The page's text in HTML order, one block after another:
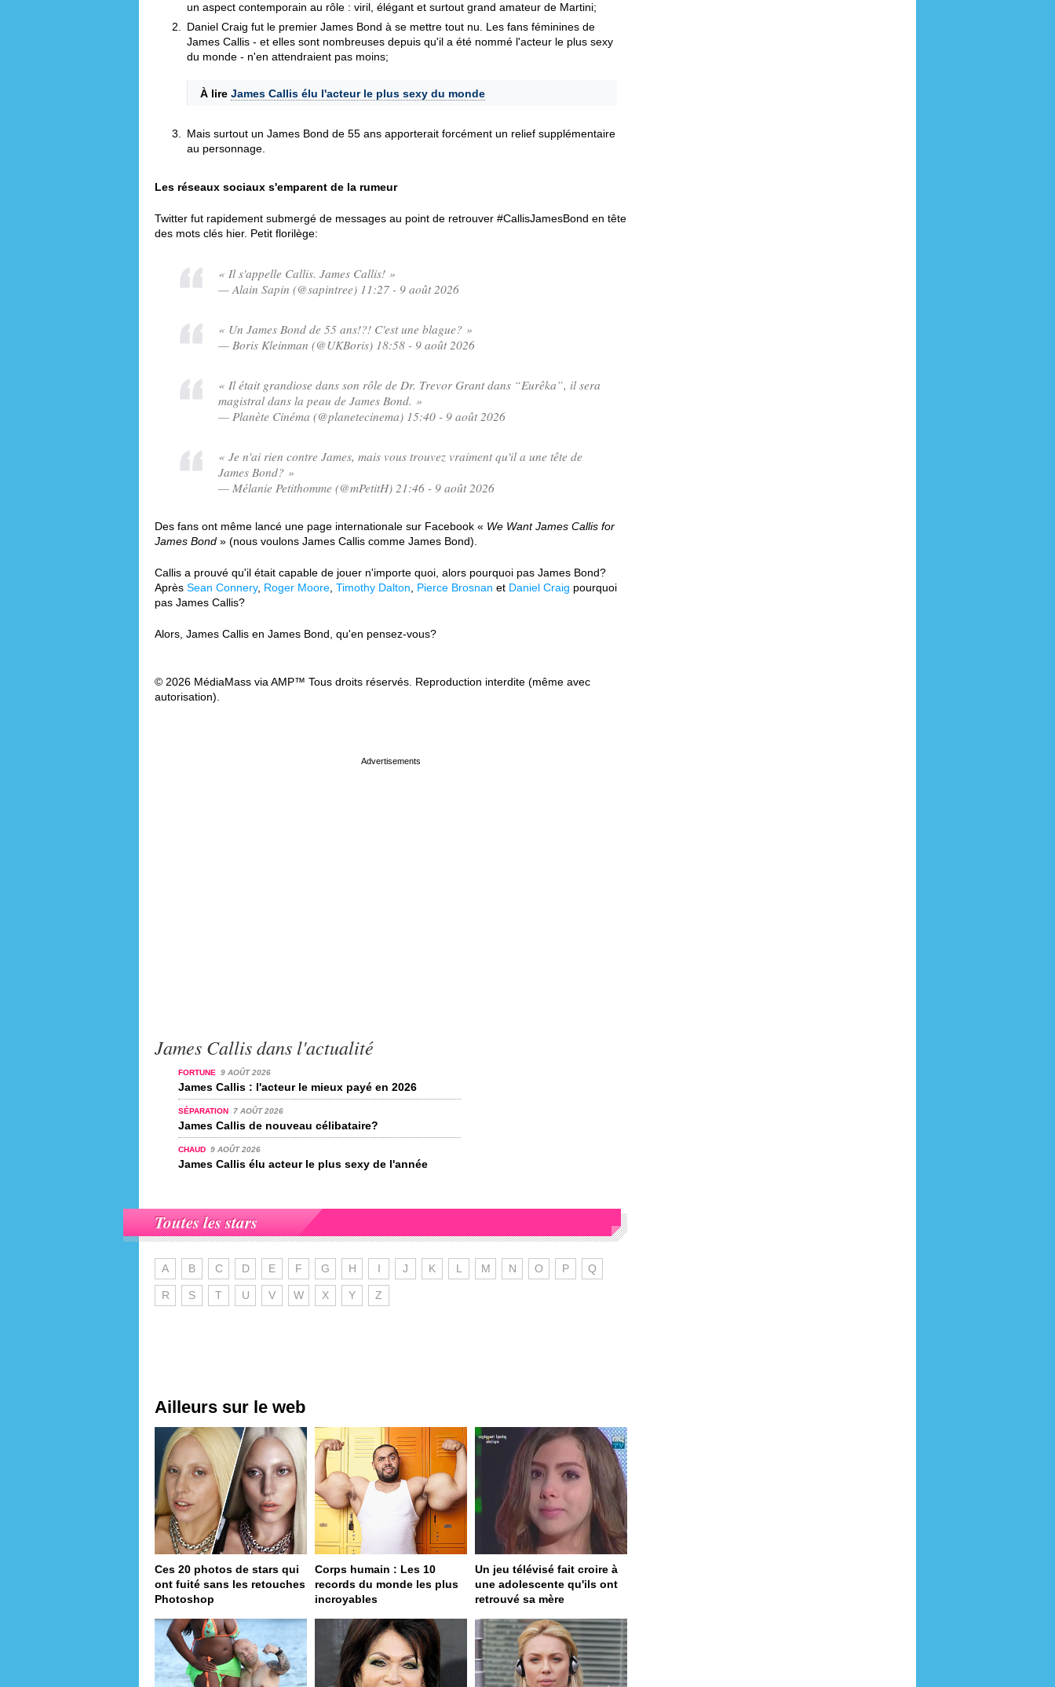
un aspect contemporain au rôle : viril, élégant et surtout grand amateur de Martini;
Daniel Craig fut le premier James Bond à se mettre tout nu. Les fans féminines de
James Callis - et elles sont nombreuses depuis qu'il a été nommé l'acteur le plus sexy
du monde - n'en attendraient pas moins;
À lire James Callis élu l'acteur le plus sexy du monde
Mais surtout un James Bond de 55 ans apporterait forcément un relief supplémentaire
au personnage.
Les réseaux sociaux s'emparent de la rumeur
Twitter fut rapidement submergé de messages au point de retrouver #CallisJamesBond en tête
des mots clés hier. Petit florilège:
« Il s'appelle Callis. James Callis! »
— Alain Sapin (@sapintree) 11:27 - 9 août 2026
« Un James Bond de 55 ans!?! C'est une blague? »
— Boris Kleinman (@UKBoris) 18:58 - 9 août 2026
« Il était grandiose dans son rôle de Dr. Trevor Grant dans “Eurêka”, il sera
magistral dans la peau de James Bond. »
— Planète Cinéma (@planetecinema) 15:40 - 9 août 2026
« Je n'ai rien contre James, mais vous trouvez vraiment qu'il a une tête de
James Bond? »
— Mélanie Petithomme (@mPetitH) 21:46 - 9 août 2026
Des fans ont même lancé une page internationale sur Facebook « We Want James Callis for
James Bond » (nous voulons James Callis comme James Bond).
Callis a prouvé qu'il était capable de jouer n'importe quoi, alors pourquoi pas James Bond?
Après Sean Connery, Roger Moore, Timothy Dalton, Pierce Brosnan et Daniel Craig pourquoi
pas James Callis?
Alors, James Callis en James Bond, qu'en pensez-vous?
© 2026 MédiaMass via AMP™ Tous droits réservés. Reproduction interdite (même avec
autorisation).
James Callis dans l'actualité
FORTUNE 9 AOÛT 2026
James Callis : l'acteur le mieux payé en 2026
SÉPARATION 7 AOÛT 2026
James Callis de nouveau célibataire?
CHAUD 9 AOÛT 2026
James Callis élu acteur le plus sexy de l'année
Toutes les stars
A B C D E F G H I J K L M N O P Q
R S T U V W X Y Z
Ailleurs sur le web
Ces 20 photos de stars qui
ont fuité sans les retouches
Photoshop
Corps humain : Les 10
records du monde les plus
incroyables
Un jeu télévisé fait croire à
une adolescente qu'ils ont
retrouvé sa mère